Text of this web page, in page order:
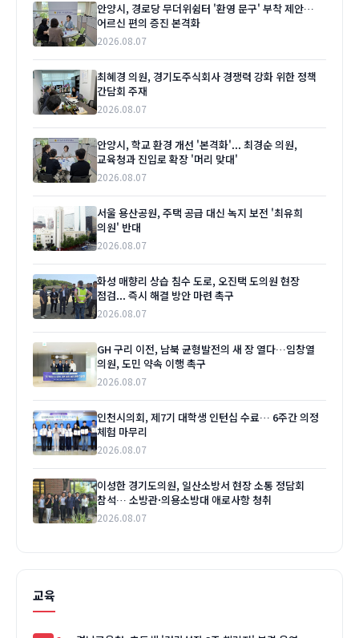
안양시, 경로당 무더위쉼터 '환영 문구' 부착 제안…
어르신 편의 증진 본격화
2026.08.07
최혜경 의원, 경기도주식회사 경쟁력 강화 위한 정책
간담회 주재
2026.08.07
안양시, 학교 환경 개선 '본격화'... 최경순 의원,
교육청과 진입로 확장 '머리 맞대'
2026.08.07
서울 용산공원, 주택 공급 대신 녹지 보전 '최유희
의원' 반대
2026.08.07
화성 매향리 상습 침수 도로, 오진택 도의원 현장
점검... 즉시 해결 방안 마련 촉구
2026.08.07
GH 구리 이전, 남북 균형발전의 새 장 열다…임창열
의원, 도민 약속 이행 촉구
2026.08.07
인천시의회, 제7기 대학생 인턴십 수료… 6주간 의정
체험 마무리
2026.08.07
이성한 경기도의원, 일산소방서 현장 소통 정담회
참석… 소방관·의용소방대 애로사항 청취
2026.08.07
교육